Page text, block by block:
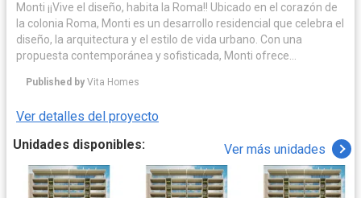
Monti ¡¡Vive el diseño, habita la Roma!! Ubicado en el corazón de
la colonia Roma, Monti es un desarrollo residencial que celebra el
diseño, la arquitectura y el estilo de vida urbano. Con una
propuesta contemporánea y sofisticada, Monti ofrece
conectada, estética y funcional en una de las zonas más
alta calidad, distribución inteligente de espacios y una
arquitectura que dialoga con el carácter histórico y cosmopolita
de la Roma. Cada unidad ha sido pensada para ofrecer confort,
luz natural y privacidad, mientras que las áreas comunes elevan
la experiencia cotidiana de sus residentes. Descubre un nuevo
Published by Vita Homes
Ver detalles del proyecto
Unidades disponibles:
Ver más unidades